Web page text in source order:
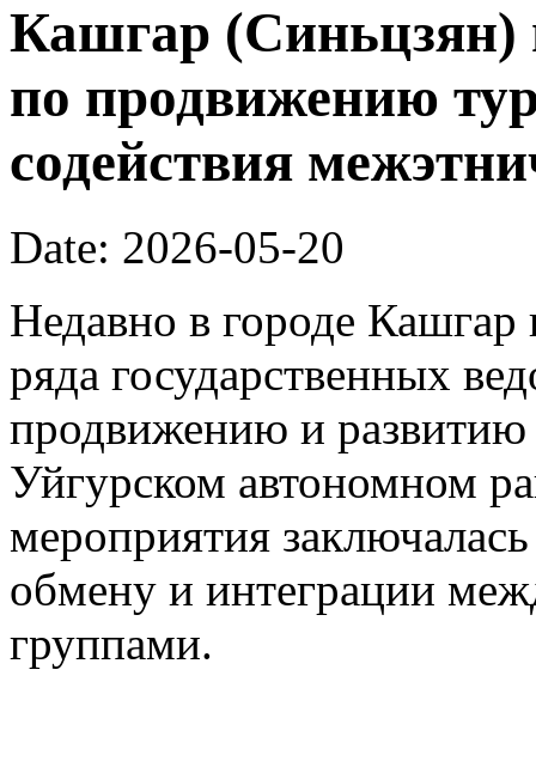
Кашгар (Синьцзян)
по продвижению
содействия
Date: 2026-05-20
Недавно в городе Кашгар
ряда государственных
продвижению и развитию
Уйгурском автономном
мероприятия
обмену и интеграции
группами.